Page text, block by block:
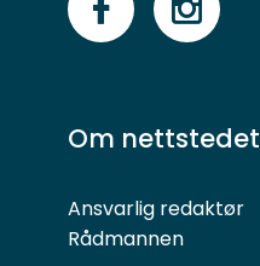
FacebookInstagram
Om nettstedet
Ansvarlig redaktør
Rådmannen